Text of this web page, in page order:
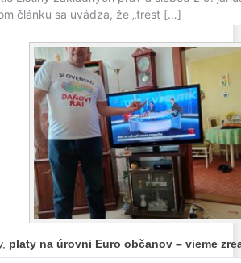
platy na úrovni Euro občanov – vieme